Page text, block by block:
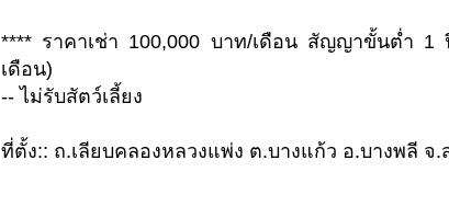
**** ราคาเช่า 100,000 บาท/เดือน สัญญาขั้นต่ำ
เดือน)
-- ไม่รับสัตว์เลี้ยง
ที่ตั้ง:: ถ.เลียบคลองหลวงแพ่ง ต.บางแก้ว อ.บางพลี จ.